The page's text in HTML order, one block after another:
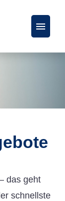
das geht
schnellste